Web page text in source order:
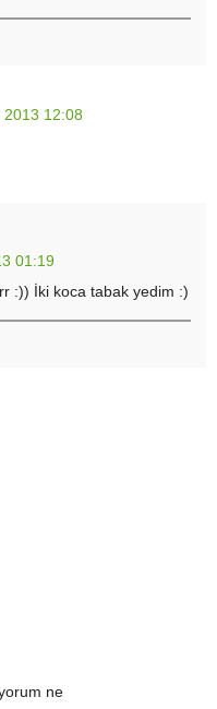
2013 12:08
01:19
:)) İki koca tabak yedim :)
ne